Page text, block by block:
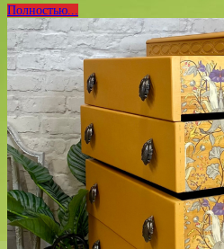
Полностью...